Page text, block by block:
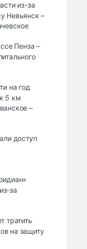
из-за
Невьянск –
Пенза –
на год
5 км
–
доступ
за
тратить
на защиту